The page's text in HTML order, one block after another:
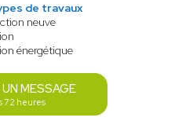
de travaux
neuve
énergétique
MESSAGE
72 heures